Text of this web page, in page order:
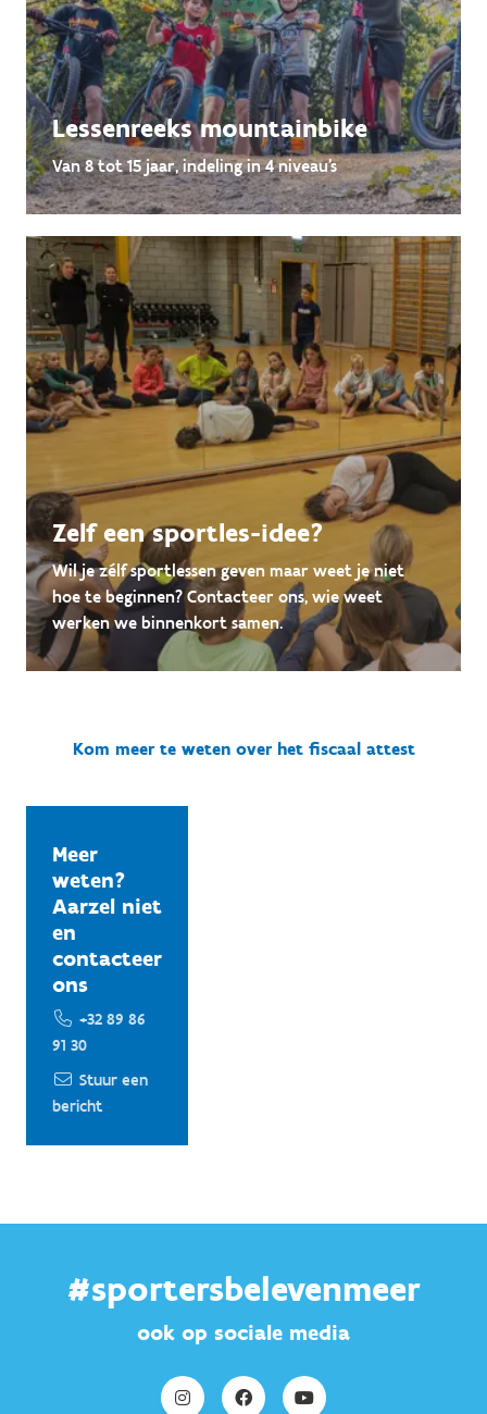
Lessenreeks mountainbike
Van 8 tot 15 jaar, indeling in 4 niveau's
Zelf een sportles-idee?
Wil je zélf sportlessen geven maar weet je niet
hoe te beginnen? Contacteer ons, wie weet
werken we binnenkort samen.
Kom meer te weten over het fiscaal attest
Meer
weten?
Aarzel niet
en
contacteer
ons
+32 89 86
91 30
Stuur een
bericht
#sportersbelevenmeer
ook op sociale media